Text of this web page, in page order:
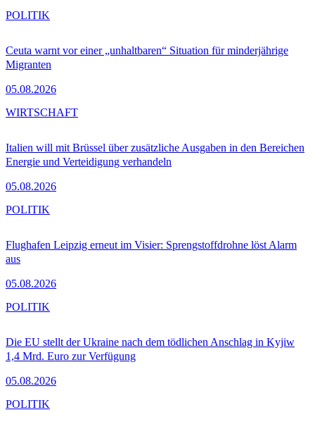
Ceuta warnt vor einer „unhaltbaren“ Situation für minderjährige
Migranten
05.08.2026
POLITIK
Italien will mit Brüssel über zusätzliche Ausgaben in den Bereichen
Energie und Verteidigung verhandeln
05.08.2026
WIRTSCHAFT
Flughafen Leipzig erneut im Visier: Sprengstoffdrohne löst Alarm
aus
05.08.2026
POLITIK
Die EU stellt der Ukraine nach dem tödlichen Anschlag in Kyjiw
1,4 Mrd. Euro zur Verfügung
05.08.2026
POLITIK
POLITIK